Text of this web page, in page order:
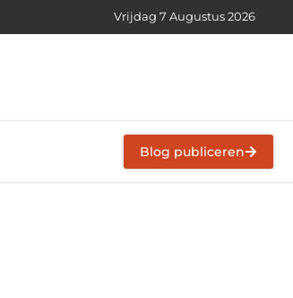
Vrijdag 7 Augustus 2026
Blog publiceren